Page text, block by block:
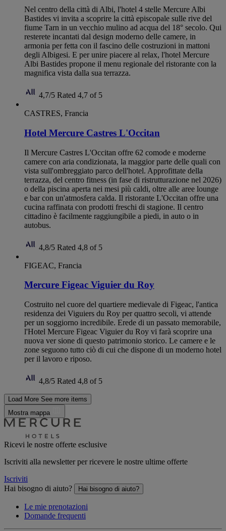
Nel centro della città di Albi, l'hotel 4 stelle Mercure Albi
Bastides vi invita a scoprire la città episcopale sulle rive del
fiume Tarn in un vecchio mulino ad acqua del 18° secolo. Qui
resterete incantati dal design moderno delle camere, in
armonia per fetta con il fascino delle costruzioni in mattoni
degli Albigesi. E per unire piacere al relax, l'hotel Mercure
Albi Bastides propone il menu regionale del ristorante con la
magnifica vista dalla sua terrazza.
4,7/5 Rated 4,7 of 5
CASTRES, Francia
Hotel Mercure Castres L'Occitan
Il Mercure Castres L'Occitan offre 62 comode e moderne
camere con aria condizionata, la maggior parte delle quali con
vista sull'ombreggiato parco dell'hotel. Approfittate della
terrazza, del centro fitness (in fase di ristrutturazione nel 2026)
o della piscina aperta nei mesi più caldi, oltre alle aree lounge
e bar con un'atmosfera calda. Il ristorante L'Occitan offre una
cucina raffinata con prodotti freschi di stagione. Il centro
cittadino è facilmente raggiungibile a piedi, in auto o in
autobus.
4,8/5 Rated 4,8 of 5
FIGEAC, Francia
Mercure Figeac Viguier du Roy
Costruito nel cuore del quartiere medievale di Figeac, l'antica
residenza dei Viguiers du Roy per quattro secoli, vi attende
per un soggiorno incredibile. Erede di un passato memorabile,
l'Hotel Mercure Figeac Viguier du Roy vi farà scoprire una
nuova ver sione di questo patrimonio storico. Le camere e le
zone seguono tutto ciò di cui che dispone di un moderno hotel
per il lavoro e riposo.
4,8/5 Rated 4,8 of 5
Load More See more items
Mostra mappa
Ricevi le nostre offerte esclusive
Iscriviti alla newsletter per ricevere le nostre ultime offerte
Iscriviti
Hai bisogno di aiuto?
Hai bisogno di aiuto?
Le mie prenotazioni
Domande frequenti